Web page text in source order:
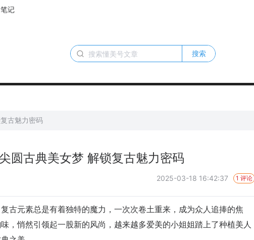
笔记
搜索
古魅力密码
圆古典美女梦 解锁复古魅力密码
2025-03-18 16:42:37 1 评论
元素总是有着独特的魔力，一次次卷土重来，成为众人追捧的焦
，悄然引领起一股新的风尚，越来越多爱美的小姐姐踏上了种植美人